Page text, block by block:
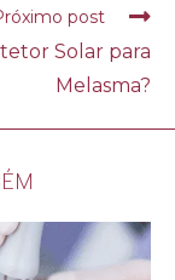
post
Solar para
Melasma?